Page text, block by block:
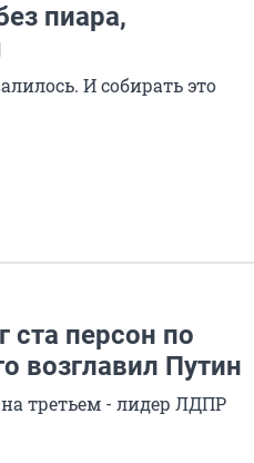
пиара,
И собирать это
ста персон по
возглавил Путин
третьем - лидер ЛДПР